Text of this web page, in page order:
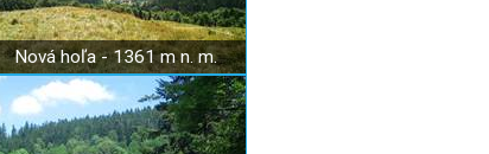
Nová hoľa - 1361 m n. m.